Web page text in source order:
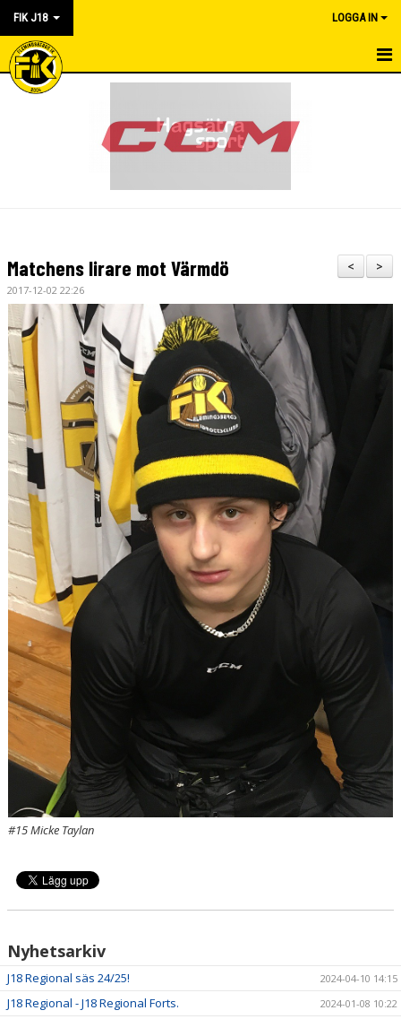
FIK J18 LOGGA IN
HEM
MATCHER
SEKRETERIAT
DOKUMENT
BILDGALLERI
>
<
Matchens lirare mot Värmdö
2017-12-02 22:26
#15 Micke Taylan
Nyhetsarkiv
J18 Regional säs 24/25! 2024-04-10 14:15
J18 Regional - J18 Regional Forts. 2024-01-08 10:22